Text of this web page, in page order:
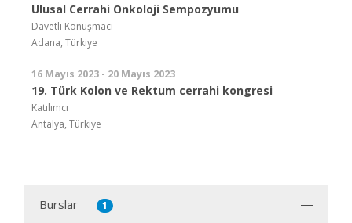
Ulusal Cerrahi Onkoloji Sempozyumu
Davetli Konuşmacı
Adana, Türkiye
16 Mayıs 2023 - 20 Mayıs 2023
19. Türk Kolon ve Rektum cerrahi kongresi
Katılımcı
Antalya, Türkiye
Burslar 1